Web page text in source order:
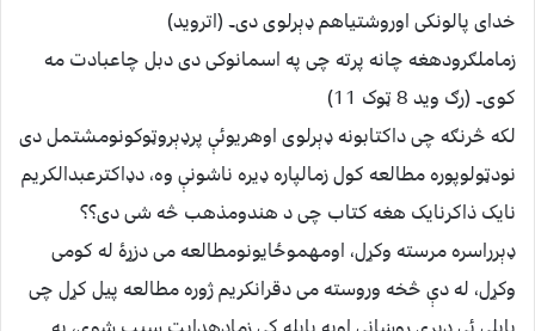
خدای پالونکی اوروشتیاهم ډېرلوی دی۔ (اتروید)
زماملګرودهغه چانه پرته چی په اسمانوکی دی دبل چاعبادت مه
کوی۔ (رګ وید 8 ټوک 11)
لکه څرنګه چی داکتابونه ډېرلوی اوهریوئې پرډېروټوکونومشتمل دی
نودټولوپوره مطالعه کول زمالپاره ډیره ناشونې وه، دډاکترعبدالکریم
نایک ذاکرنایک هغه کتاب چی د هندومذهب څه شی دی؟؟
ډېرراسره مرسته وکړل، اومهموځایونومطالعه می دزړۀ له کومی
وکړل، له دې څخه وروسته می دقرانکریم ژوره مطالعه پیل کړل چی